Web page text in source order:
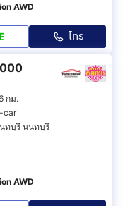
AWD
โทร
กม.
car
ทบุรี นนทบุรี
AWD